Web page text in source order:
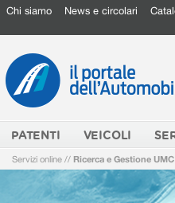
Chi siamo News e circolari
PATENTI VEICOLI
Servizi online // Ricerca e Gestione UMC